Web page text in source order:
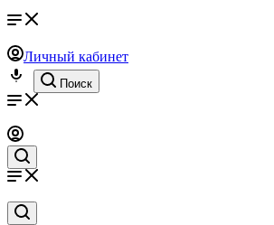
Личный кабинет
Поиск